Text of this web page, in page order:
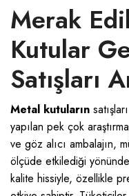
Merak
Kutular
Satışları
Metal kutuların
yapılan pek çok
ve göz alıcı ambalajın,
ölçüde etkilediği
kalite hissiyle, özellikle